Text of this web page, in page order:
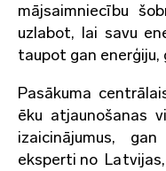
mājsaimniecību
uzlabot, lai savu
taupot gan enerģiju,
Pasākuma
ēku atjaunošanas
izaicinājumus,
eksperti no